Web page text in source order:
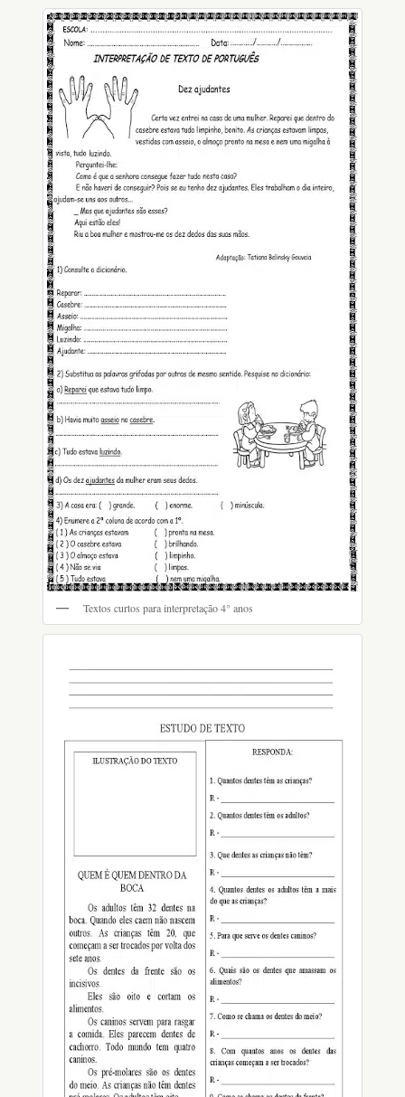
Textos curtos para interpretação 4° anos